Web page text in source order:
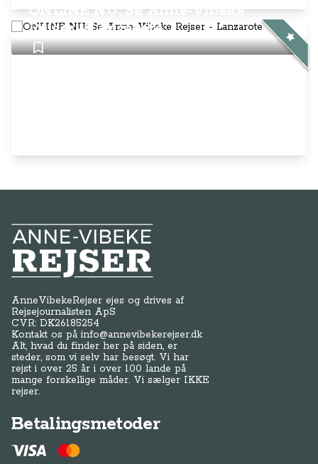
ONLINE NU: Se Anne-Vibeke
Rejser - Lanzarote
Anne-Vibeke Rejser
AnneVibekeRejser ejes og drives af
Rejsejournalisten ApS
CVR: DK26185254
Kontakt os påinfo@annevibekerejser.dk
Alt, hvad du finder her på siden, er
steder, som vi selv har besøgt. Vi har
rejst i over 25 år i over 100 lande på
mange forskellige måder. Vi sælger IKKE
rejser.
Betalingsmetoder